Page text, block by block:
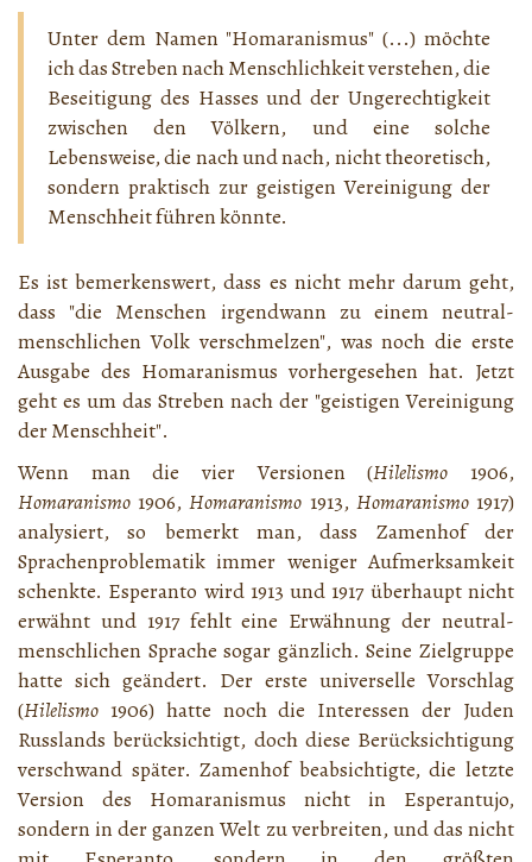
Unter dem Namen "Homaranismus" (...) möchte
ich das Streben nach Menschlichkeit verstehen, die
Beseitigung des Hasses und der Ungerechtigkeit
zwischen den Völkern, und eine solche
Lebensweise, die nach und nach, nicht theoretisch,
sondern praktisch zur geistigen Vereinigung der
Menschheit führen könnte.
Es ist bemerkenswert, dass es nicht mehr darum geht,
dass "die Menschen irgendwann zu einem neutral-
menschlichen Volk verschmelzen", was noch die erste
Ausgabe des Homaranismus vorhergesehen hat. Jetzt
geht es um das Streben nach der "geistigen Vereinigung
der Menschheit".
Wenn man die vier Versionen (Hilelismo 1906,
Homaranismo 1906,Homaranismo 1913, Homaranismo1917)
analysiert, so bemerkt man, dass Zamenhof der
Sprachenproblematik immer weniger Aufmerksamkeit
schenkte. Esperanto wird 1913 und 1917 überhaupt nicht
erwähnt und 1917 fehlt eine Erwähnung der neutral-
menschlichen Sprache sogar gänzlich. Seine Zielgruppe
hatte sich geändert. Der erste universelle Vorschlag
(Hilelismo 1906) hatte noch die Interessen der Juden
Russlands berücksichtigt, doch diese Berücksichtigung
verschwand später. Zamenhof beabsichtigte, die letzte
Version des Homaranismus nicht in Esperantujo,
sondern in der ganzen Welt zu verbreiten, und das nicht